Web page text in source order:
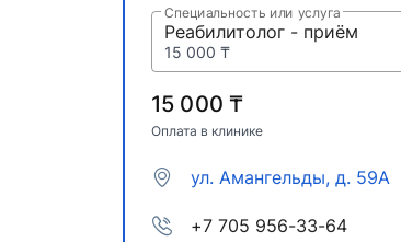
Специальность или услуга
Реабилитолог - приём
15 000 ₸
15 000 ₸
Оплата в клинике
ул. Амангельды, д. 59А
+7 705 956-33-64